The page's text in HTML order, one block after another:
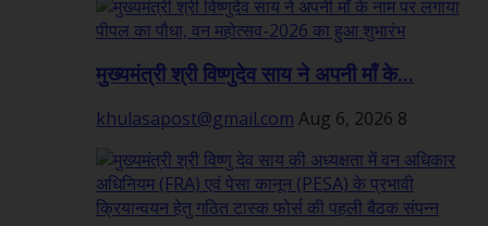
मुख्यमंत्री श्री विष्णुदेव साय ने अपनी माँ के...
khulasapost@gmail.com Aug 6, 2026 8